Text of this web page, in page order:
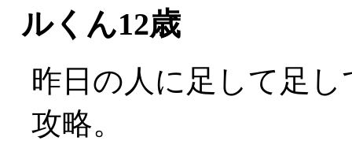
ルくん12歳
昨日の人に足して足
攻略。